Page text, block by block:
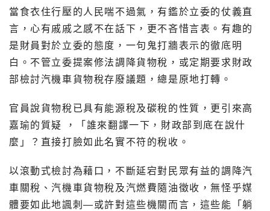
當食衣住行壓的人民喘不過氣，有鑑於立委的仗義直
言，心有戚戚之感不在話下，更不吝惜言表。有趣的
是財員對於立委的態度，一句鬼打牆表示的徹底明
白。不管立委提案修法調降貨物稅，或定期要求財政
部檢討汽機車貨物稅存廢議題，總是原地打轉。
官員說貨物稅已具有能源稅及碳稅的性質，更引來高
嘉瑜的質疑 ，「誰來翻譯一下，財政部到底在說什
麼」？直接打臉如此名實不符的稅收。
以滾動式檢討為藉口，不斷延宕對民眾有益的調降汽
車關稅、汽機車貨物稅及汽燃費隨油徵收，無怪乎媒
體要如此地諷刺—或許對這些機關而言，這些能「躺